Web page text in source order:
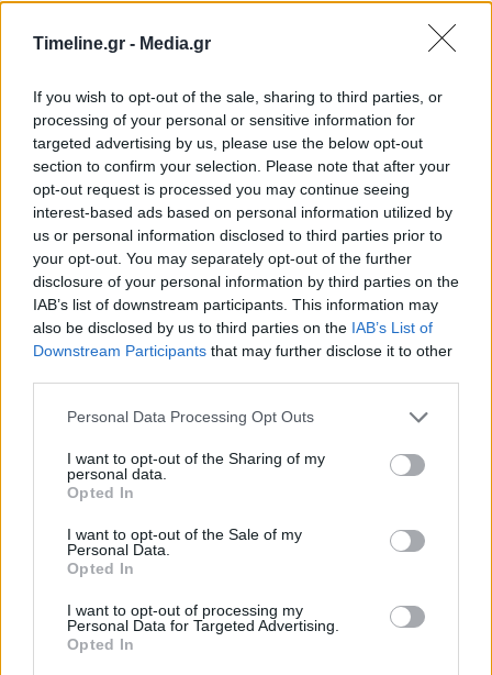
Timeline.gr - Media.gr
If you wish to opt-out of the sale, sharing to third parties, or
processing of your personal or sensitive information for
targeted advertising by us, please use the below opt-out
section to confirm your selection. Please note that after your
opt-out request is processed you may continue seeing
interest-based ads based on personal information utilized by
us or personal information disclosed to third parties prior to
your opt-out. You may separately opt-out of the further
disclosure of your personal information by third parties on the
IAB’s list of downstream participants. This information may
also be disclosed by us to third parties on the IAB’s List of
Downstream Participants that may further disclose it to other
Personal Data Processing Opt Outs
I want to opt-out of the Sharing of my
personal data.
Opted In
I want to opt-out of the Sale of my
Personal Data.
Opted In
I want to opt-out of processing my
Personal Data for Targeted Advertising.
Opted In
συμφωνία στρατιωτικής συνεργασίας με την
στην Κωνσταντινούπολη ο επικεφαλής της
λιβυκής κυβέρνησης Φάγιεζ αλ Σάρατζ. Η
συμφωνία επικυρώθηκε από την τουρκική
Εθνοσυνέλευση, όμως θα πρέπει να εγκριθεί και
μια ξεχωριστή εντολή για να σταλεί στρατός στη
Λιβύη, όπως γίνεται κάθε χρόνο για την
αποστολή στρατιωτών στο Ιράκ και τη Συρία.
Άγκυρα Λιβύη Τουρκία τρίπολη
ΠΡΟΗΓΟΎΜΕΝΟ ΆΡΘΡΟ
Σοκαριστικά ευρήματα:
ανακαλύφθηκαν σε
στομάχι καρχαρία
ΕΠΌΜΕΝΟ ΆΡΘΡΟ
Έλληνας και το Twitter